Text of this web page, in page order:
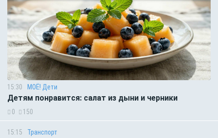
15:30 МОЁ! Дети
Детям понравится: салат из дыни и черники
0 150
15:15 Транспорт